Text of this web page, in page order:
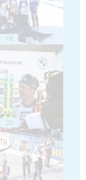
18
20